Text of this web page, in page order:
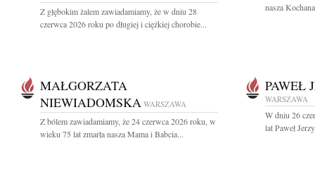
Z głębokim żalem zawiadamiamy, że w dniu 28
czerwca 2026 roku po długiej i ciężkiej chorobie...
nasza
MAŁGORZATA
NIEWIADOMSKA WARSZAWA
Z bólem zawiadamiamy, że 24 czerwca 2026 roku, w
wieku 75 lat zmarła nasza Mama i Babcia...
PAWEŁ
WARSZAWA
W dniu 26
lat Paweł